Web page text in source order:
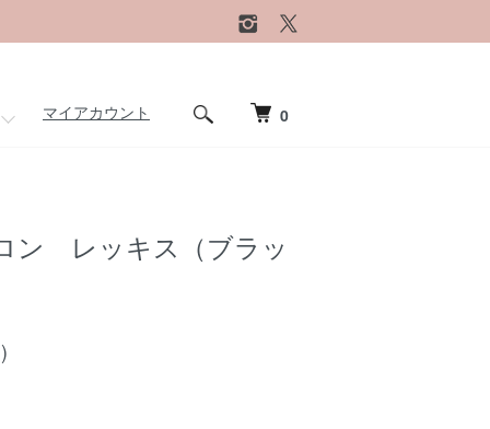
マイアカウント 0
ン レッキス（ブラッ